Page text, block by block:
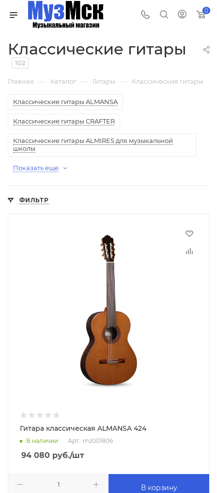
0
Классические гитары
102
Главная — Каталог — Гитары — Классические гитары
Классические гитары ALMANSA
Классические гитары CRAFTER
Классические гитары ALMIRES для музыкальной
школы
Показать еще
ФИЛЬТР
Гитара классическая ALMANSA 424
В наличии Арт.: mz001806
94 080 руб./шт
В корзину